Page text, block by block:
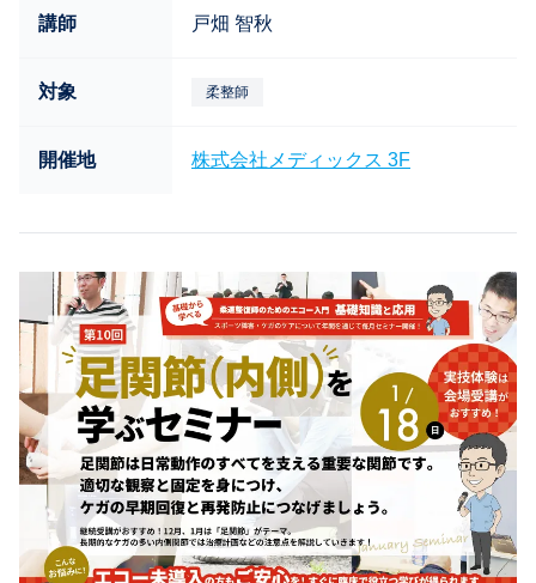
講師 戸畑 智秋
対象 柔整師
開催地 株式会社メディックス 3F